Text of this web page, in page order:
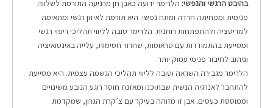
בהיבט הרגשי והנפשי: הלרימר ידועה כאבן חן מרגיעה התורמת לשלווה
פנימית ומפחיתה חרדה ומתח נפשי. היא תורמת לאיזון רגשי ומתאימה
למדיטציה ולהתפתחות רוחנית. הלרימר טובה לליווי תהליכי ריפוי רגשי
ומסייעת בהתמודדות עם טראומות, שחרור חסימות, עלייה באינטואיציה
וניתוב לחיבור פנימי עמוק יותר.
הלרימר מגבירה השראה וטובה לליווי תהליכי הגשמה עצמית. היא מסייעת
להתחבר לאנרגיה הנשית שבתוכנו ומאזנת חוסר רוגע הנובע משינויים
וממוססת כעסים. אבן זו מזוהה בעיקר עם צ’קרת הגרון, שמקדמת